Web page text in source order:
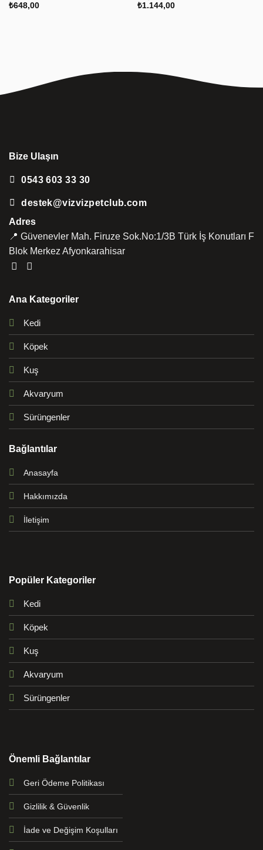
₺648,00
₺1.144,00
Bize Ulaşın
0543 603 33 30
destek@vizvizpetclub.com
Adres
📍 Güvenevler Mah. Firuze Sok.No:1/3B Türk İş Konutları F
Blok Merkez Afyonkarahisar
Ana Kategoriler
Kedi
Köpek
Kuş
Akvaryum
Sürüngenler
Bağlantılar
Anasayfa
Hakkımızda
İletişim
Popüler Kategoriler
Kedi
Köpek
Kuş
Akvaryum
Sürüngenler
Önemli Bağlantılar
Geri Ödeme Politikası
Gizlilik & Güvenlik
İade ve Değişim Koşulları